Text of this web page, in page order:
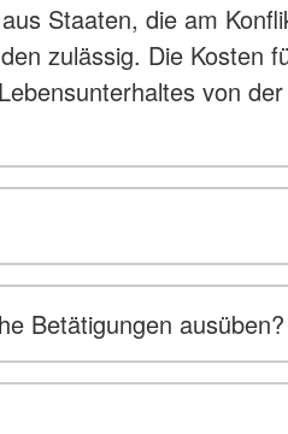
Staaten, die am
zulässig. Die Kosten
von
Betätigungen ausüben?